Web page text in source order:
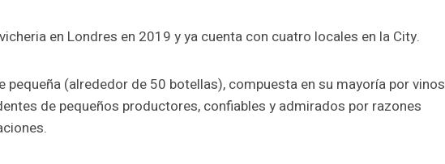
en Londres en 2019 y ya cuenta con cuatro locales en la City.
(alrededor de 50 botellas), compuesta en su mayoría por vinos
de pequeños productores, confiables y admirados por razones